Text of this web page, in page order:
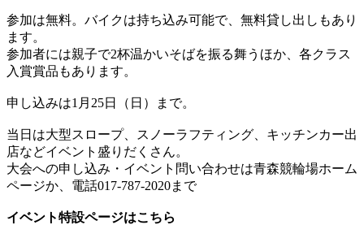
参加は無料。バイクは持ち込み可能で、無料貸し出しもあり
ます。
参加者には親子で2杯温かいそばを振る舞うほか、各クラス
入賞賞品もあります。
申し込みは1月25日（日）まで。
当日は大型スロープ、スノーラフティング、キッチンカー出
店などイベント盛りだくさん。
大会への申し込み・イベント問い合わせは青森競輪場ホーム
ページか、電話017-787-2020まで
イベント特設ページはこちら